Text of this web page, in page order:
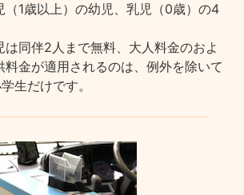
（1歳以上）の幼児、乳児（0歳）の4
は同伴2人まで無料、大人料金のおよ
料金が適用されるのは、例外を除いて
生だけです。